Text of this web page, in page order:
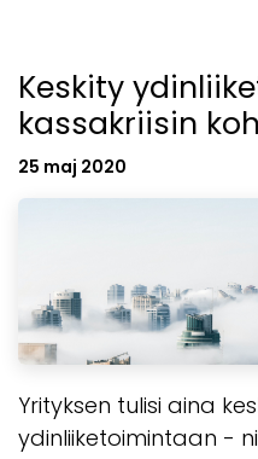
Keskity
kassakriisin
25 maj 2020
Yrityksen tulisi aina
ydinliiketoimintaan -